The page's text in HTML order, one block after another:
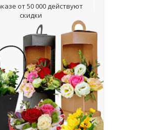
от 50 000 действуют
скидки